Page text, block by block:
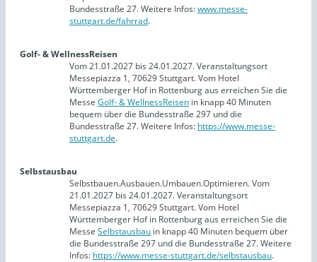
Bundesstraße 27. Weitere Infos:www.messe-
stuttgart.de/fahrrad.
Golf- & WellnessReisen
Vom 21.01.2027 bis 24.01.2027. Veranstaltungsort
Messepiazza 1, 70629 Stuttgart. Vom Hotel
Württemberger Hof in Rottenburg aus erreichen Sie die
Messe Golf- & WellnessReisen in knapp 40 Minuten
bequem über die Bundesstraße 297 und die
Bundesstraße 27. Weitere Infos: https://www.messe-
stuttgart.de.
Selbstausbau
Selbstbauen.Ausbauen.Umbauen.Optimieren. Vom
21.01.2027 bis 24.01.2027. Veranstaltungsort
Messepiazza 1, 70629 Stuttgart. Vom Hotel
Württemberger Hof in Rottenburg aus erreichen Sie die
Messe Selbstausbau in knapp 40 Minuten bequem über
die Bundesstraße 297 und die Bundesstraße 27. Weitere
Infos: https://www.messe-stuttgart.de/selbstausbau.